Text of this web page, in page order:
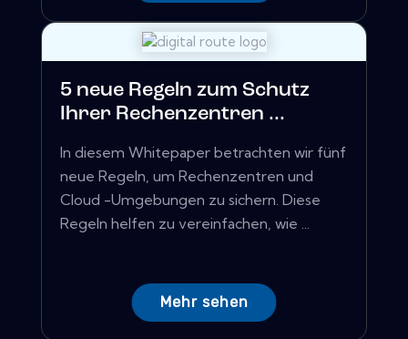
5 neue Regeln zum Schutz
Ihrer Rechenzentren ...
In diesem Whitepaper betrachten wir fünf
neue Regeln, um Rechenzentren und
Cloud -Umgebungen zu sichern. Diese
Regeln helfen zu vereinfachen, wie ...
Mehr sehen